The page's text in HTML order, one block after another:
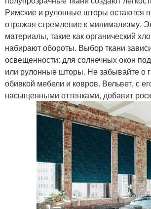
Римские и рулонные шторы остаются
отражая стремление к минимализму.
материалы, такие как органический
набирают обороты. Выбор ткани
освещенности: для солнечных окон
или рулонные шторы. Не забывайте о
обивкой мебели и ковров. Вельвет, с
насыщенными оттенками, добавит